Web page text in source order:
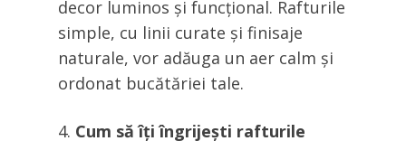
decor luminos și funcțional. Rafturile
simple, cu linii curate și finisaje
naturale, vor adăuga un aer calm și
ordonat bucătăriei tale.
Cum să îți îngrijești rafturile